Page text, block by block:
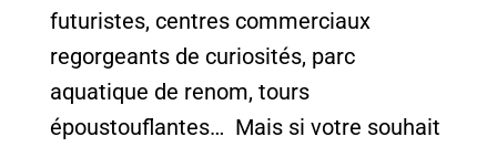
futuristes, centres commerciaux
regorgeants de curiosités, parc
aquatique de renom, tours
époustouflantes… Mais si votre souhait